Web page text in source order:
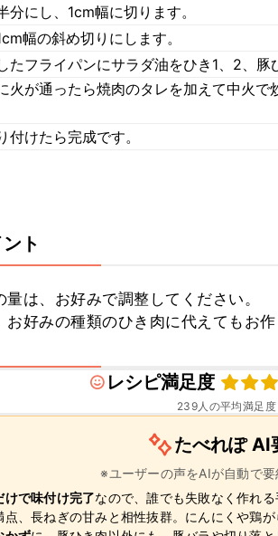
分にし、1cm幅に切ります。
幅の斜め切りにします。
たフライパンにサラダ油をひき1、2、豚
火が通ったら焼肉のタレを加えて中火
付けたら完成です。
ト
は、お好みで調整してください。
お好みの種類のひき肉に代えてもお作
レシピ満足度
239人の平均満足度
たべれぽ AI
※ユーザーの声をAIが自動で
けで味付け完了なので、誰でも失敗なく作れ
、長ねぎの甘みと相性抜群。にんにくや鶏が